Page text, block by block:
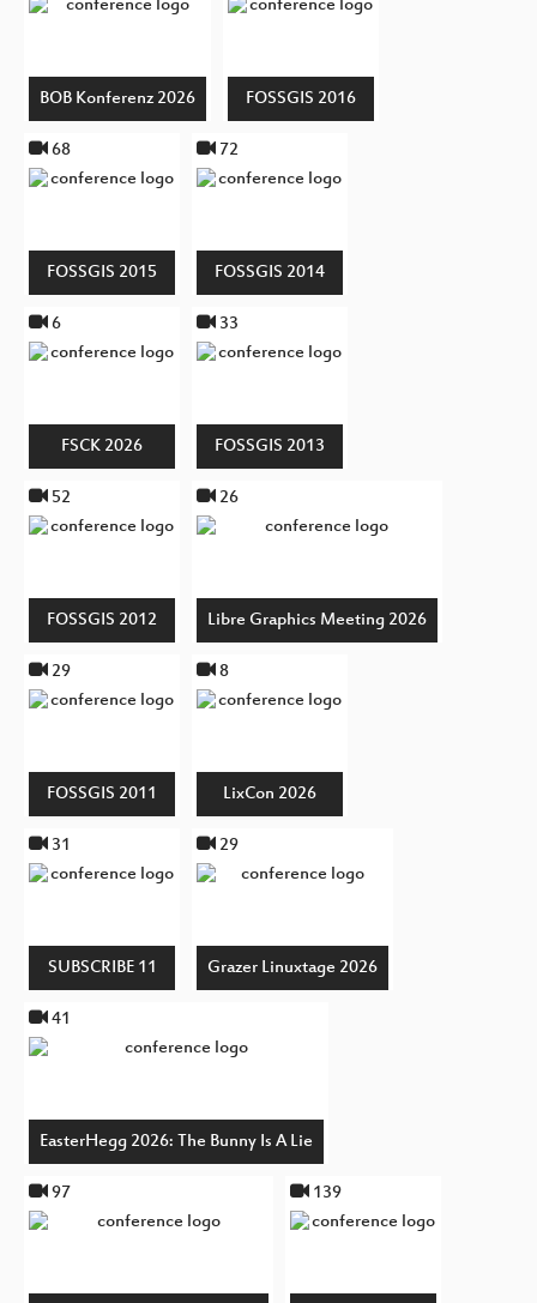
BOB Konferenz 2026 FOSSGIS 2016
68
FOSSGIS 2015
72
FOSSGIS 2014
6
FSCK 2026
33
FOSSGIS 2013
52
FOSSGIS 2012
26
Libre Graphics Meeting 2026
29
FOSSGIS 2011
8
LixCon 2026
31
SUBSCRIBE 11
29
Grazer Linuxtage 2026
41
EasterHegg 2026: The Bunny Is A Lie
97 139